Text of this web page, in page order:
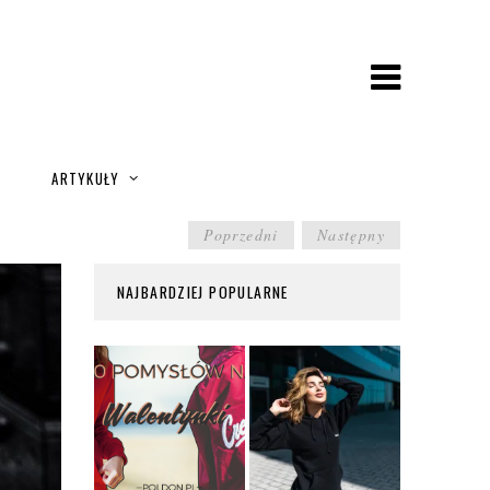
ARTYKUŁY
POST
NAVIGATION
Poprzedni Następny
NAJBARDZIEJ POPULARNE